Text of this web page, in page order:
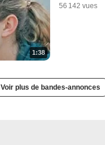
1:38
56 142 vues
Voir plus de bandes-annonces